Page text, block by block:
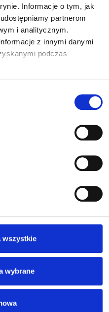
Informacje o tym, jak
partnerom
i analitycznym.
z innymi danymi
podczas
wszystkie
wybrane
swojej branży
Loyalty Starter do
oferty